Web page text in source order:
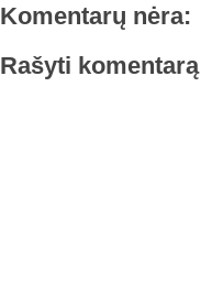
Komentarų nėra:
Rašyti komentarą